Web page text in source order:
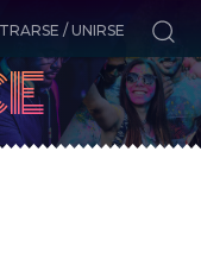
/ UNIRSE